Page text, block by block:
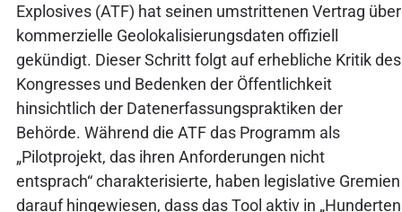
Explosives (ATF) hat seinen umstrittenen Vertrag über
kommerzielle Geolokalisierungsdaten offiziell
gekündigt. Dieser Schritt folgt auf erhebliche Kritik des
Kongresses und Bedenken der Öffentlichkeit
hinsichtlich der Datenerfassungspraktiken der
Behörde. Während die ATF das Programm als
„Pilotprojekt, das ihren Anforderungen nicht
entsprach“ charakterisierte, haben legislative Gremien
darauf hingewiesen, dass das Tool aktiv in „Hunderten